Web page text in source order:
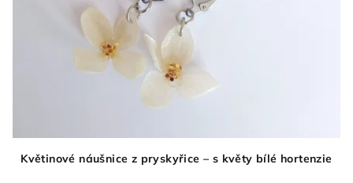
Květinové náušnice z pryskyřice – s květy bílé hortenzie